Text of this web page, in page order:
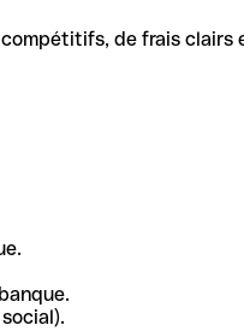
de frais clairs